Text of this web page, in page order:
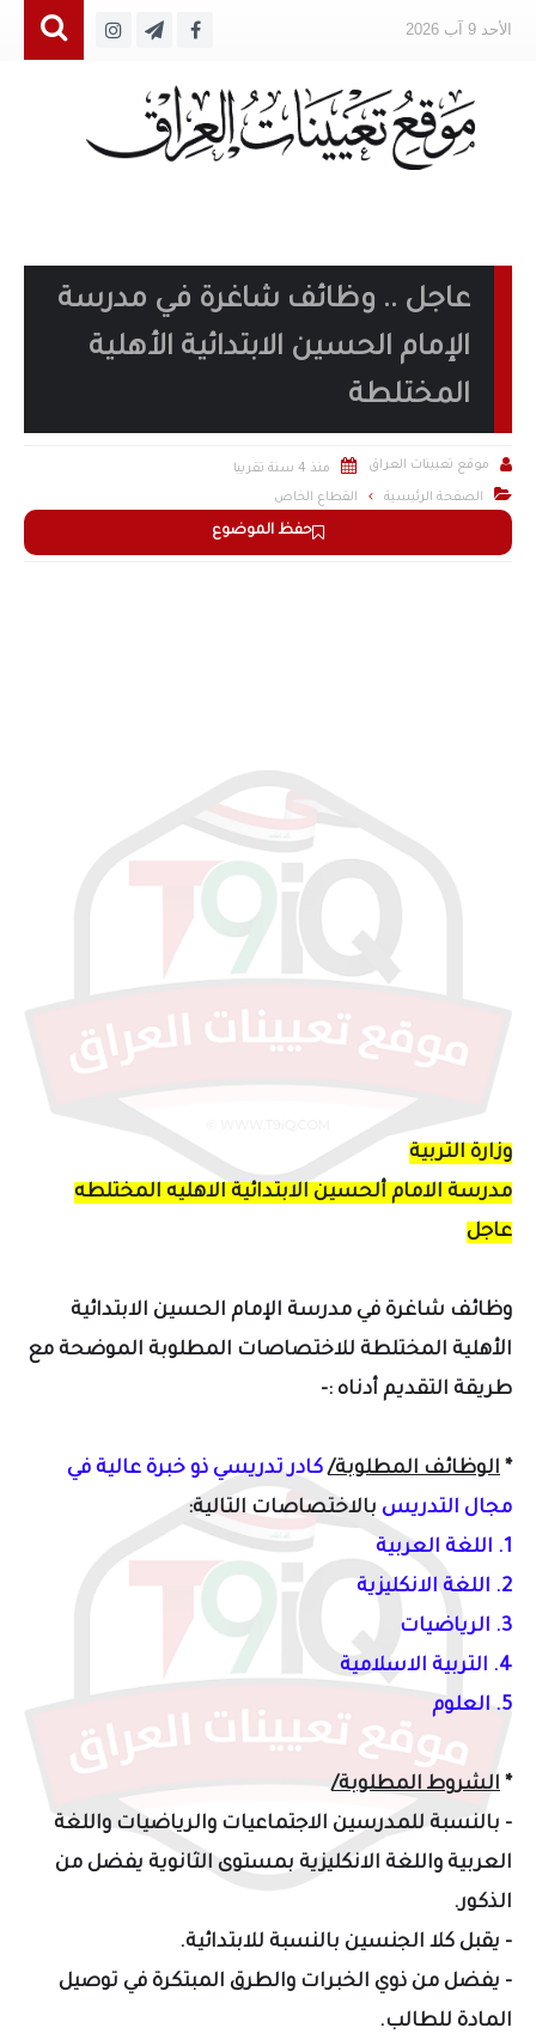
الأحد 9 آب 2026
عاجل .. وظائف شاغرة في مدرسة
الإمام الحسين الابتدائية الأهلية
المختلطة
حفظ الموضوع
 موقع تعيينات العراق  منذ 4 سنة تقريبا
 الصفحة الرئيسية القطاع الخاص
وزارة التربية
مدرسة الامام ألحسين الابتدائية الاهليه المختلطه
عاجل
وظائف شاغرة في مدرسة الإمام الحسين الابتدائية
الأهلية المختلطة للاختصاصات المطلوبة الموضحة مع
طريقة التقديم أدناه :-
* الوظائف المطلوبة/ كادر تدريسي ذو خبرة عالية في
مجال التدريس بالاختصاصات التالية:
1. اللغة العربية
2. اللغة الانكليزية
3. الرياضيات
4. التربية الاسلامية
5. العلوم
* الشروط المطلوبة/
- بالنسبة للمدرسين الاجتماعيات والرياضيات واللغة
العربية واللغة الانكليزية بمستوى الثانوية يفضل من
الذكور.
- يقبل كلا الجنسين بالنسبة للابتدائية.
- يفضل من ذوي الخبرات والطرق المبتكرة في توصيل
المادة للطالب.